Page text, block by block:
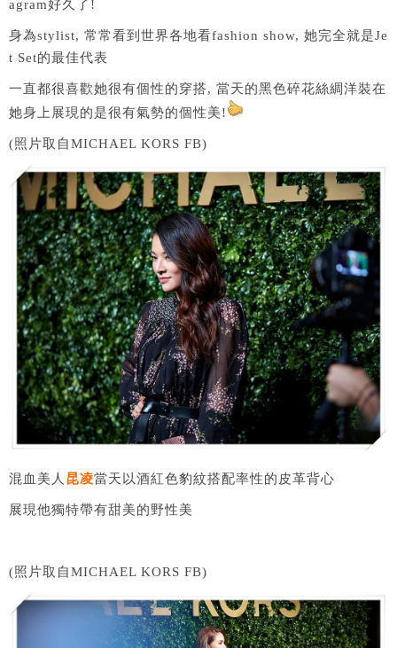
agram好久了!
身為stylist, 常常看到世界各地看fashion show, 她完全就是Je
t Set的最佳代表
一直都很喜歡她很有個性的穿搭, 當天的黑色碎花絲綢洋裝在
她身上展現的是很有氣勢的個性美!
(照片取自MICHAEL KORS FB)
混血美人 昆凌當天以酒紅色豹紋搭配率性的皮革背心
展現他獨特帶有甜美的野性美
(照片取自MICHAEL KORS FB)